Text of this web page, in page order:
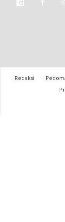
Redaksi